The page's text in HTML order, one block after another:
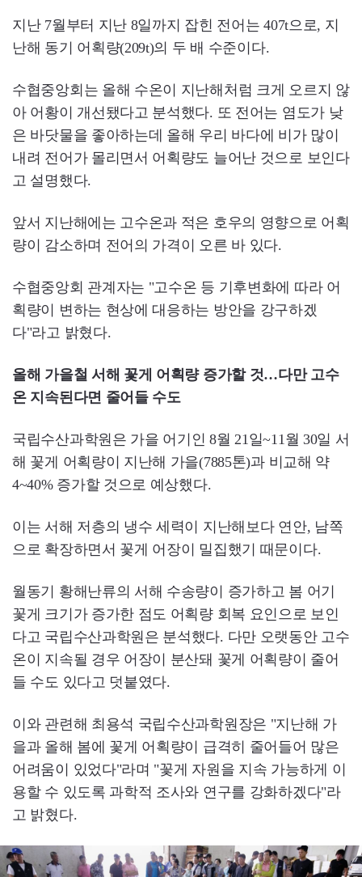
지난 7월부터 지난 8일까지 잡힌 전어는 407t으로, 지
난해 동기 어획량(209t)의 두 배 수준이다.
수협중앙회는 올해 수온이 지난해처럼 크게 오르지 않
아 어황이 개선됐다고 분석했다. 또 전어는 염도가 낮
은 바닷물을 좋아하는데 올해 우리 바다에 비가 많이
내려 전어가 몰리면서 어획량도 늘어난 것으로 보인다
고 설명했다.
앞서 지난해에는 고수온과 적은 호우의 영향으로 어획
량이 감소하며 전어의 가격이 오른 바 있다.
수협중앙회 관계자는 "고수온 등 기후변화에 따라 어
획량이 변하는 현상에 대응하는 방안을 강구하겠
다"라고 밝혔다.
올해 가을철 서해 꽃게 어획량 증가할 것…다만 고수
온 지속된다면 줄어들 수도
국립수산과학원은 가을 어기인 8월 21일~11월 30일 서
해 꽃게 어획량이 지난해 가을(7885톤)과 비교해 약
4~40% 증가할 것으로 예상했다.
이는 서해 저층의 냉수 세력이 지난해보다 연안, 남쪽
으로 확장하면서 꽃게 어장이 밀집했기 때문이다.
월동기 황해난류의 서해 수송량이 증가하고 봄 어기
꽃게 크기가 증가한 점도 어획량 회복 요인으로 보인
다고 국립수산과학원은 분석했다. 다만 오랫동안 고수
온이 지속될 경우 어장이 분산돼 꽃게 어획량이 줄어
들 수도 있다고 덧붙였다.
이와 관련해 최용석 국립수산과학원장은 "지난해 가
을과 올해 봄에 꽃게 어획량이 급격히 줄어들어 많은
어려움이 있었다"라며 "꽃게 자원을 지속 가능하게 이
용할 수 있도록 과학적 조사와 연구를 강화하겠다"라
고 밝혔다.